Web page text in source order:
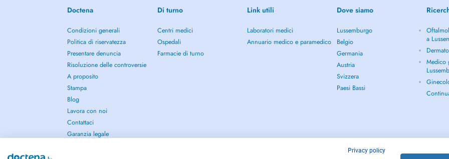
Doctena
Condizioni generali
Politica di riservatezza
Presentare denuncia
Risoluzione delle controversie
A proposito
Stampa
Blog
Lavora con noi
Contattaci
Garanzia legale
Di turno
Centri medici
Ospedali
Farmacie di turno
Link utili
Laboratori medici
Annuario medico e paramedico
Dove siamo
Lussemburgo
Belgio
Germania
Austria
Svizzera
Paesi Bassi
a
Medico
Privacy policy